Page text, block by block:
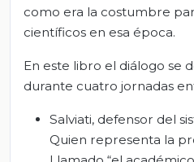
como era la costumbre
científicos en esa época.
En este libro el diálogo se
durante cuatro jornadas
Salviati, defensor del
Quien representa la